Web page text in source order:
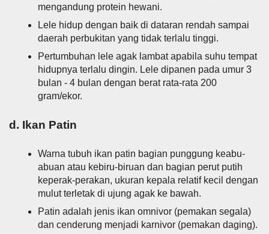
mengandung protein hewani.
Lele hidup dengan baik di dataran rendah sampai
daerah perbukitan yang tidak terlalu tinggi.
Pertumbuhan lele agak lambat apabila suhu tempat
hidupnya terlalu dingin. Lele dipanen pada umur 3
bulan - 4 bulan dengan berat rata-rata 200
gram/ekor.
d. Ikan Patin
Warna tubuh ikan patin bagian punggung keabu-
abuan atau kebiru-biruan dan bagian perut putih
keperak-perakan, ukuran kepala relatif kecil dengan
mulut terletak di ujung agak ke bawah.
Patin adalah jenis ikan omnivor (pemakan segala)
dan cenderung menjadi karnivor (pemakan daging).